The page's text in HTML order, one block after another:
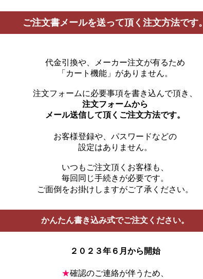
ご注文書メールを送って頂く注文方法です。
代金引換や、メーカー注文が有るため
「カート機能」がありません。
注文フォームに必要事項を書き込んで頂き、
注文フォームから
メール送信して頂くご注文方法です。
お客様登録や、パスワードなどの
設定はありません。
いつもご注文頂くお客様も、
毎回同じ手続きが必要です。
ご面倒をお掛けしますがご了承ください。
かんたん書き込み式でご注文ください。
２０２３年６月から開始
★確認のご連絡が伴うため、